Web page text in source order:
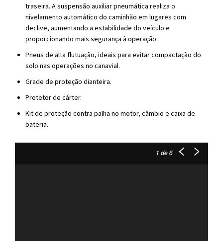
traseira. A suspensão auxiliar pneumática realiza o
nivelamento automático do caminhão em lugares com
declive, aumentando a estabilidade do veículo e
proporcionando mais segurança à operação.
Pneus de alta flutuação, ideais para evitar compactação do
solo nas operações no canavial.
Grade de proteção dianteira.
Protetor de cárter.
Kit de proteção contra palha no motor, câmbio e caixa de
bateria.
1de 6